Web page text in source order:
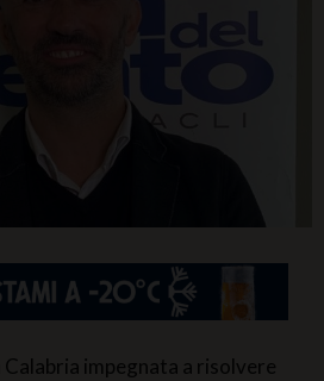
Calabria impegnata a risolvere